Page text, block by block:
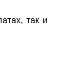
так и